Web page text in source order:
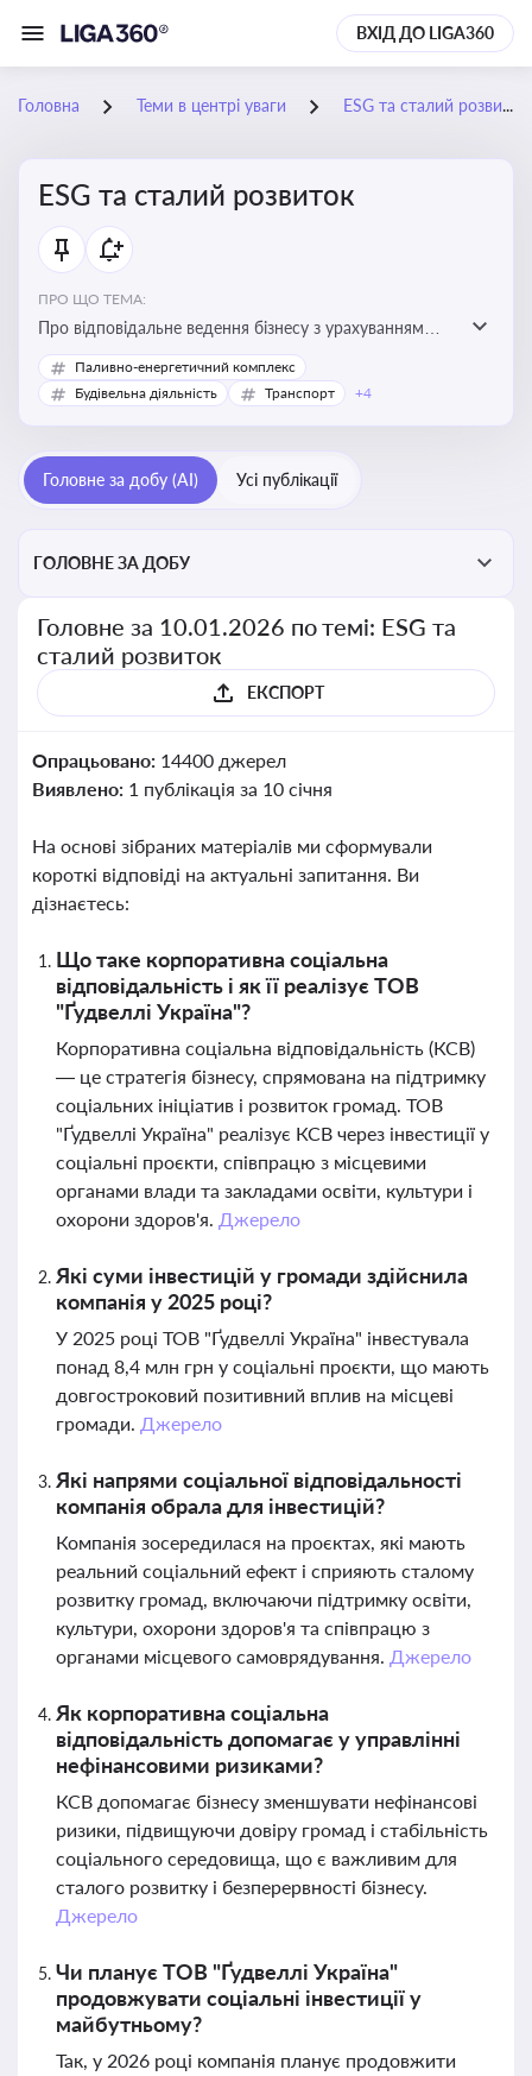
ВХІД ДО LIGA360
Головна Теми в центрі уваги ESG та сталий розвиток
ESG та сталий розвиток
ПРО ЩО ТЕМА:
Про відповідальне ведення бізнесу з урахуванням
екологічних, соціальних та управлінських факторів
для досягнення довгострокової сталості
Паливно-енергетичний комплекс
Будівельна діяльність
Транспорт +4
Головне за добу (AI) Усі публікації
ГОЛОВНЕ ЗА ДОБУ
Головне за 10.01.2026 по темі: ESG та
сталий розвиток
ЕКСПОРТ
Опрацьовано: 14400 джерел
Виявлено: 1 публікація за 10 січня
На основі зібраних матеріалів ми сформували
короткі відповіді на актуальні запитання. Ви
дізнаєтесь:
Що таке корпоративна соціальна
відповідальність і як її реалізує ТОВ
"Ґудвеллі Україна"?
Корпоративна соціальна відповідальність (КСВ)
— це стратегія бізнесу, спрямована на підтримку
соціальних ініціатив і розвиток громад. ТОВ
"Ґудвеллі Україна" реалізує КСВ через інвестиції у
соціальні проєкти, співпрацю з місцевими
органами влади та закладами освіти, культури і
охорони здоров'я. Джерело
Які суми інвестицій у громади здійснила
компанія у 2025 році?
У 2025 році ТОВ "Ґудвеллі Україна" інвестувала
понад 8,4 млн грн у соціальні проєкти, що мають
довгостроковий позитивний вплив на місцеві
громади. Джерело
Які напрями соціальної відповідальності
компанія обрала для інвестицій?
Компанія зосередилася на проєктах, які мають
реальний соціальний ефект і сприяють сталому
розвитку громад, включаючи підтримку освіти,
культури, охорони здоров'я та співпрацю з
органами місцевого самоврядування. Джерело
Як корпоративна соціальна
відповідальність допомагає у управлінні
нефінансовими ризиками?
КСВ допомагає бізнесу зменшувати нефінансові
ризики, підвищуючи довіру громад і стабільність
соціального середовища, що є важливим для
сталого розвитку і безперервності бізнесу.
Джерело
Чи планує ТОВ "Ґудвеллі Україна"
продовжувати соціальні інвестиції у
майбутньому?
Так, у 2026 році компанія планує продовжити